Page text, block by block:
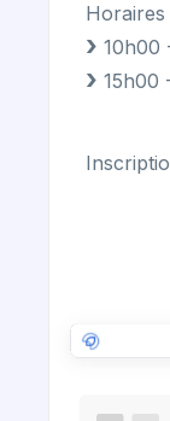
Horaires
10h00
15h00